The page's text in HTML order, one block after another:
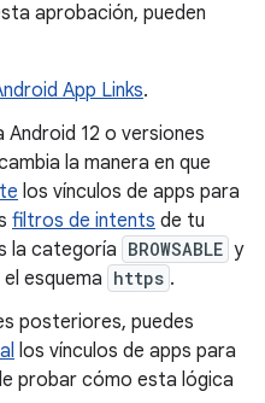
aprobación, pueden
App Links.
Android 12 o versiones
la manera en que
los vínculos de apps para
filtros de intents de tu
la categoría BROWSABLE y
esquema https .
posteriores, puedes
los vínculos de apps para
probar cómo esta lógica